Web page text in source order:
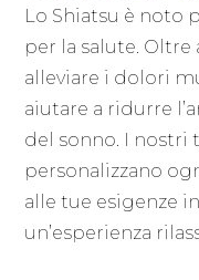
Lo Shiatsu è noto
per la salute.
alleviare i dolori
aiutare a ridurre
del sonno. I nostri
personalizzano
alle tue esigenze
un’esperienza